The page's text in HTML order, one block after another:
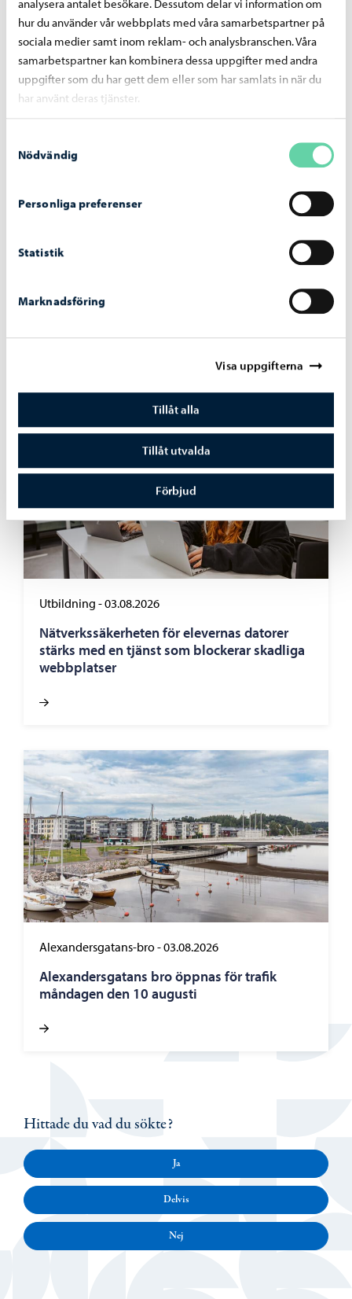
analysera antalet besökare. Dessutom delar vi information om
hur du använder vår webbplats med våra samarbetspartner på
sociala medier samt inom reklam- och analysbranschen. Våra
samarbetspartner kan kombinera dessa uppgifter med andra
uppgifter som du har gett dem eller som har samlats in när du
har använt deras tjänster.
Nödvändig
Personliga preferenser
Statistik
Marknadsföring
Visa uppgifterna
Tillåt alla
Tillåt utvalda
Förbjud
Liknande nyheter
Utbildning -06.08.2026
vuxna vid Linnankosken lukio pågår
Boende och miljö
Faktureringen av dagvattenavgifter inleds i
september – avgiftsgrunderna har reviderats
Utbildning -03.08.2026
Nätverkssäkerheten för elevernas datorer
stärks med en tjänst som blockerar skadliga
webbplatser
Alexandersgatans-bro-03.08.2026
Alexandersgatans bro öppnas för trafik
måndagen den 10 augusti
Hittade du vad du sökte?
Ja
Delvis
Nej